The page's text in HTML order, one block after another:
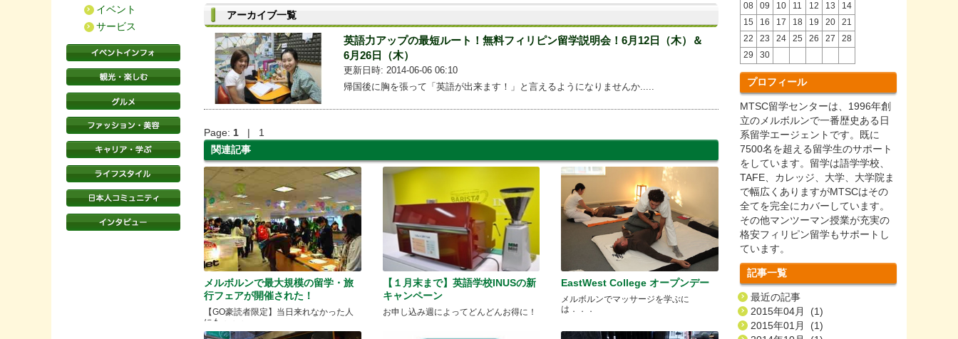
イベント
サービス
アーカイブ一覧
英語力アップの最短ルート！無料フィリピン留学説明会！6月12日（木）＆
6月26日（木）
更新日時: 2014-06-06 06:10
帰国後に胸を張って「英語が出来ます！」と言えるようになりませんか.....
Page: 1 | 1
関連記事
メルボルンで最大規模の留学・旅
行フェアが開催された！
【GO豪読者限定】当日来れなかった人
にも・・・
【１月末まで】英語学校INUSの新
キャンペーン
お申し込み週によってどんどんお得に！
EastWest College オープンデー
メルボルンでマッサージを学ぶに
は．．．
08
09 10 11 12 13
14
15
16 17 18 19 20
21
22
23 24 25 26 27
28
29
30
プロフィール
MTSC留学センターは、1996年創
立のメルボルンで一番歴史ある日
系留学エージェントです。既に
7500名を超える留学生のサポート
をしています。留学は語学学校、
TAFE、カレッジ、大学、大学院ま
で幅広くありますがMTSCはその
全てを完全にカバーしています。
その他マンツーマン授業が充実の
格安フィリピン留学もサポートし
ています。
記事一覧
最近の記事
2015年04月 (1)
2015年01月 (1)